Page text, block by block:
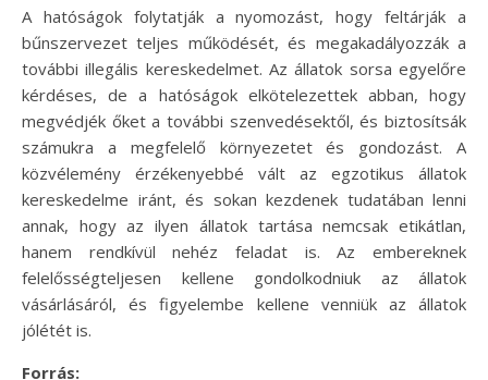
A hatóságok folytatják a nyomozást, hogy feltárják a
bűnszervezet teljes működését, és megakadályozzák a
további illegális kereskedelmet. Az állatok sorsa egyelőre
kérdéses, de a hatóságok elkötelezettek abban, hogy
megvédjék őket a további szenvedésektől, és biztosítsák
számukra a megfelelő környezetet és gondozást. A
közvélemény érzékenyebbé vált az egzotikus állatok
kereskedelme iránt, és sokan kezdenek tudatában lenni
annak, hogy az ilyen állatok tartása nemcsak etikátlan,
hanem rendkívül nehéz feladat is. Az embereknek
felelősségteljesen kellene gondolkodniuk az állatok
vásárlásáról, és figyelembe kellene venniük az állatok
jólétét is.
Forrás: